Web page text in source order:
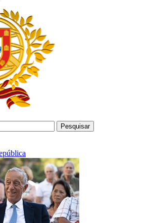
Pesquisar